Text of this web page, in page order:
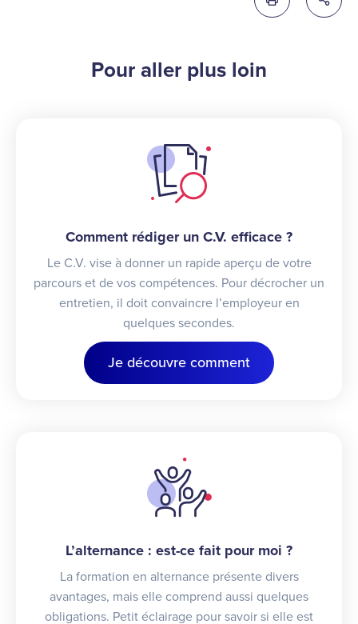
Imprimer cette
Pour aller plus loin
Comment rédiger un C.V. efficace ?
Le C.V. vise à donner un rapide aperçu de votre
parcours et de vos compétences. Pour décrocher un
entretien, il doit convaincre l’employeur en
quelques secondes.
Je découvre comment
L’alternance : est-ce fait pour moi ?
La formation en alternance présente divers
avantages, mais elle comprend aussi quelques
obligations. Petit éclairage pour savoir si elle est